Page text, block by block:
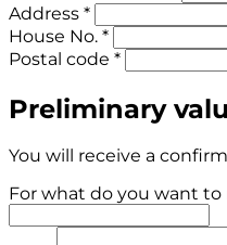
Address *
House No. *
Postal code *
Preliminary
You will receive a
For what do you want to